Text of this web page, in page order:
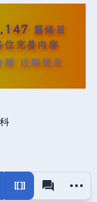
更多
篇條目
位完善內容
類 近期變更